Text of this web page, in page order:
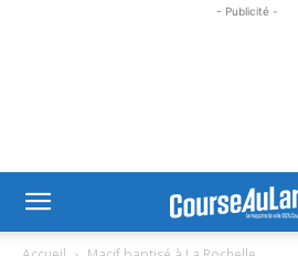
- Publicité -